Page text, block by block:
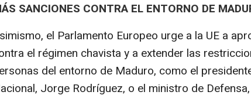
SANCIONES CONTRA EL ENTORNO DE
el Parlamento Europeo urge a la UE a
el régimen chavista y a extender las
del entorno de Maduro, como el
Jorge Rodríguez, o el ministro de